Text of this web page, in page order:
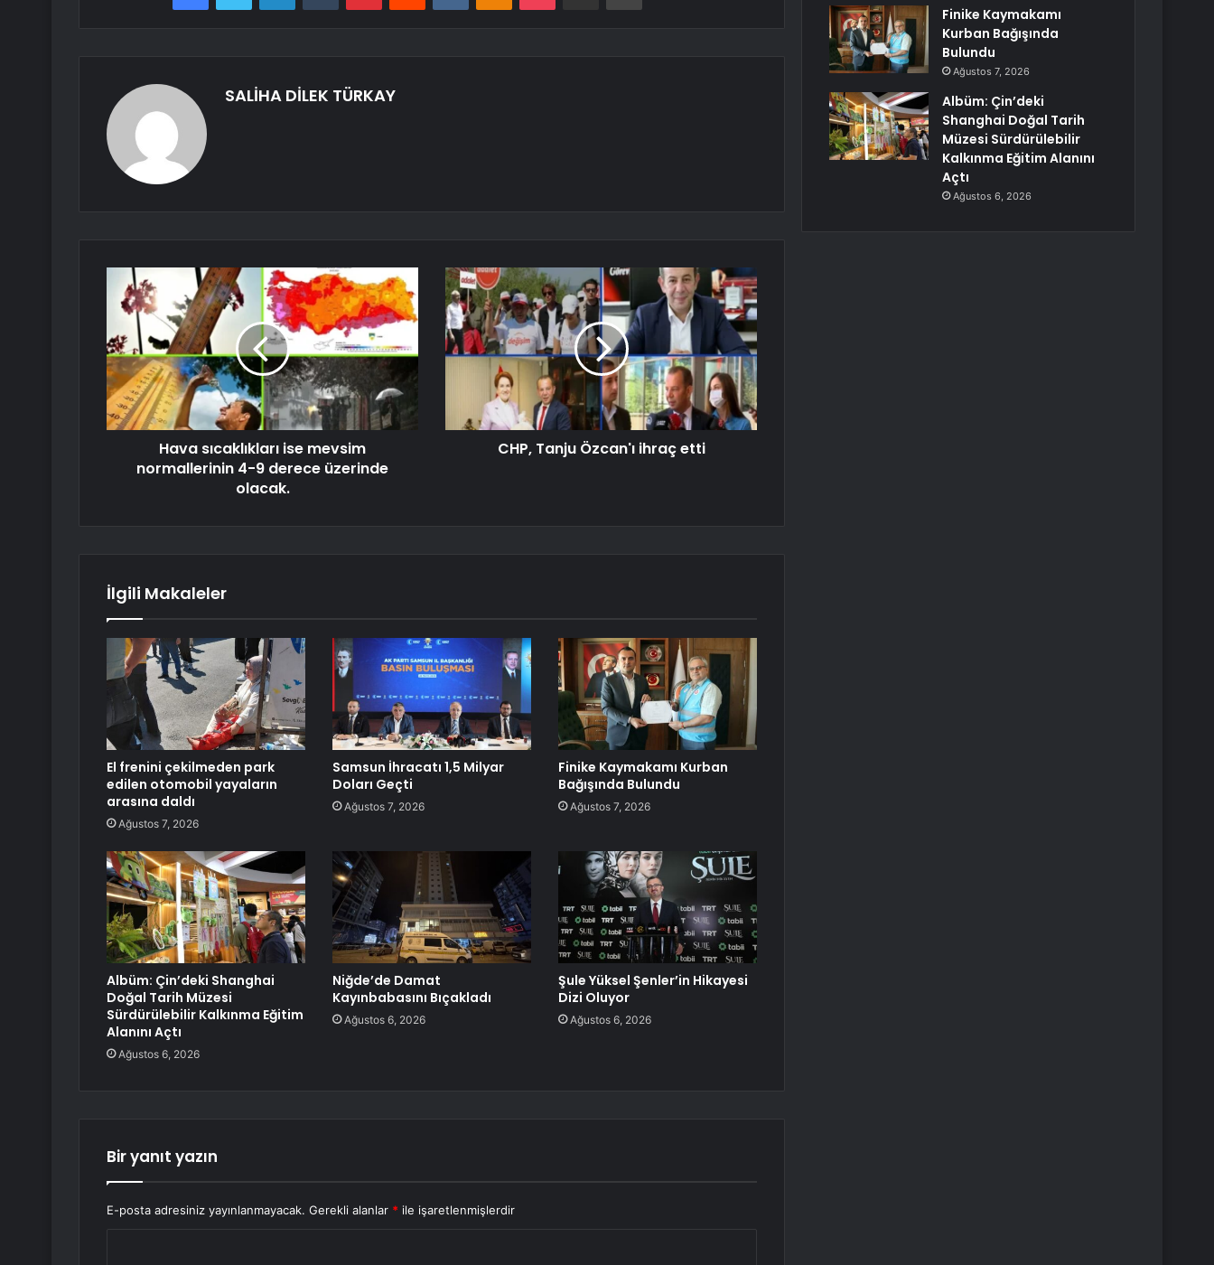
SALİHA DİLEK TÜRKAY
Hava sıcaklıkları ise mevsim
normallerinin 4-9 derece üzerinde
olacak.
CHP, Tanju Özcan'ı ihraç etti
İlgili Makaleler
El frenini çekilmeden park
edilen otomobil yayaların
arasına daldı
Ağustos 7, 2026
Samsun İhracatı 1,5 Milyar
Doları Geçti
Ağustos 7, 2026
Finike Kaymakamı Kurban
Bağışında Bulundu
Ağustos 7, 2026
Albüm: Çin’deki Shanghai
Doğal Tarih Müzesi
Sürdürülebilir Kalkınma Eğitim
Alanını Açtı
Ağustos 6, 2026
Niğde’de Damat
Kayınbabasını Bıçakladı
Ağustos 6, 2026
Şule Yüksel Şenler’in Hikayesi
Dizi Oluyor
Ağustos 6, 2026
Bir yanıt yazın
E-posta adresiniz yayınlanmayacak. Gerekli alanlar * ile işaretlenmişlerdir
Finike Kaymakamı
Kurban Bağışında
Bulundu
Ağustos 7, 2026
Albüm: Çin’deki
Shanghai Doğal Tarih
Müzesi Sürdürülebilir
Kalkınma Eğitim Alanını
Açtı
Ağustos 6, 2026